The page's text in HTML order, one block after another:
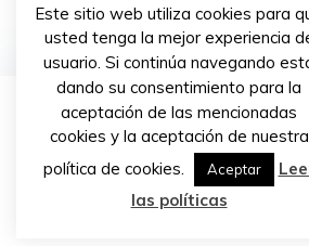
Copyright © 2026 ~
Diseño de
Este sitio web utiliza cookies para
usted tenga la mejor experiencia
usuario. Si continúa navegando
dando su consentimiento para la
aceptación de las mencionadas
cookies y la aceptación de nuestra
política de cookies.
Aceptar
las políticas